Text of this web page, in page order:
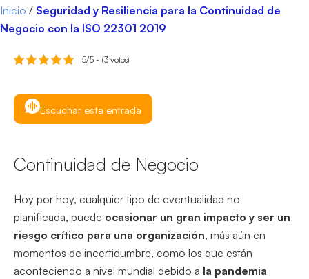
Inicio / Seguridad y Resiliencia para la Continuidad de
Negocio con la ISO 22301 2019
5/5 - (3 votos)
Escuchar esta entrada
Continuidad de Negocio
Hoy por hoy, cualquier tipo de eventualidad no
planificada, puede ocasionar un gran impacto y ser un
riesgo crítico para una organización, más aún en
momentos de incertidumbre, como los que están
aconteciendo a nivel mundial debido a la pandemia